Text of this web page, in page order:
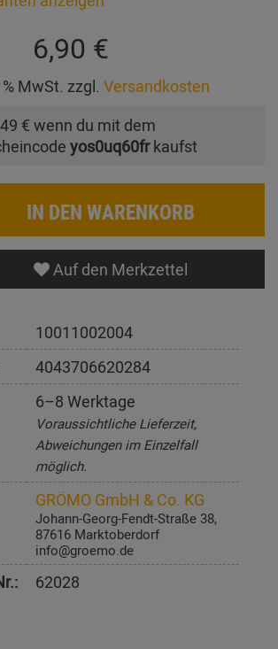
6,90 €
MwSt. zzgl. Versandkosten
€ wenn du mit dem
yos0uq60frkaufst
IN DEN WARENKORB
Auf den Merkzettel
10011002004
4043706620284
6–8 Werktage
Voraussichtliche Lieferzeit,
Abweichungen im Einzelfall
möglich.
GRÖMO GmbH & Co. KG
Johann-Georg-Fendt-Straße 38,
87616 Marktoberdorf
info@groemo.de
62028